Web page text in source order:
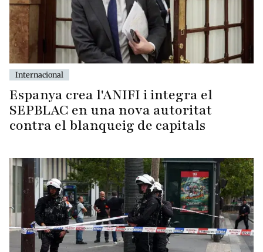
Internacional
Espanya crea l'ANIFI i integra el
SEPBLAC en una nova autoritat
contra el blanqueig de capitals